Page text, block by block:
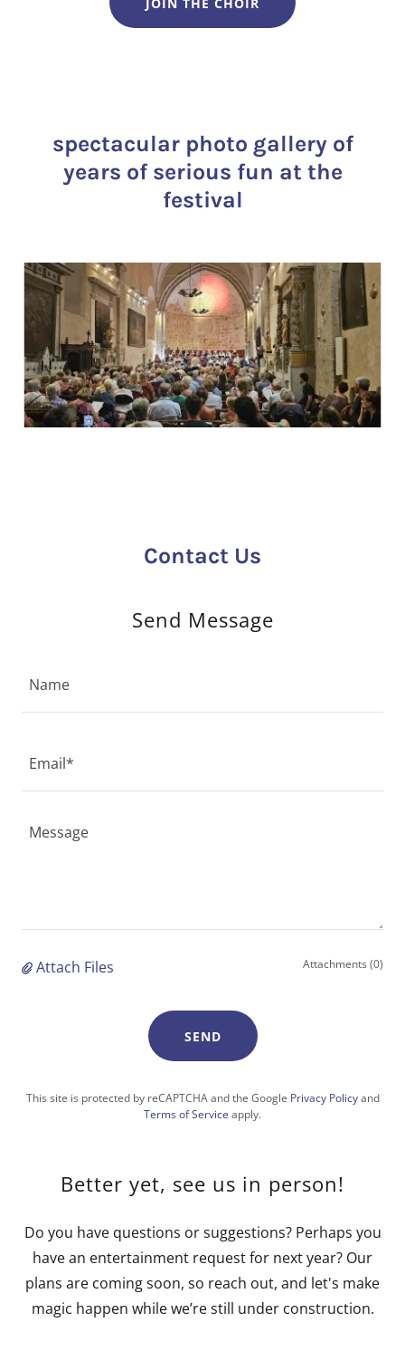
spectacular photo gallery of
years of serious fun at the
festival
Contact Us
Send Message
Name
Email*
Attach Files Attachments (0)
SEND
This site is protected by reCAPTCHA and the Google Privacy Policyand
Terms of Service apply.
Better yet, see us in person!
Do you have questions or suggestions? Perhaps you
have an entertainment request for next year? Our
plans are coming soon, so reach out, and let's make
magic happen while we’re still under construction.